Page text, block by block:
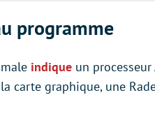
programme
indique un
carte graphique, une